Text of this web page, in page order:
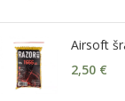
Airsoft
2,50 €